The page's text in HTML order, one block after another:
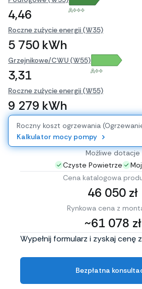
4,46 A+++
Roczne zużycie energii (W35)
5 750 kWh
Grzejnikowe/CWU (W55)
3,31 A++
Roczne zużycie energii (W55)
9 279 kWh
Roczny koszt ogrzewania
Kalkulator mocy pompy
Możliwe dotacje
Czyste Powietrze
Cena katalogowa
46 050 zł
Rynkowa cena z
~61 078 zł
Wypełnij formularz i zyskaj cenę
Bezpłatna